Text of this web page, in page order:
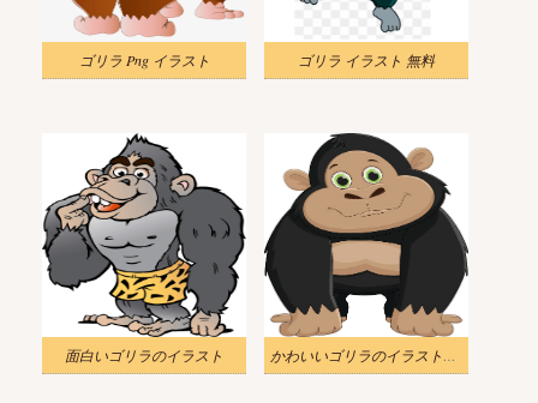
ゴリラ Png イラスト ゴリラ イラスト 無料
面白いゴリラのイラスト かわいいゴリラのイラスト画像